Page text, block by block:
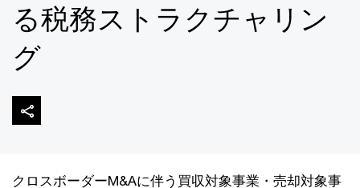
る税務ストラクチャリン
グ
クロスボーダーM&Aに伴う買収対象事業・売却対象事